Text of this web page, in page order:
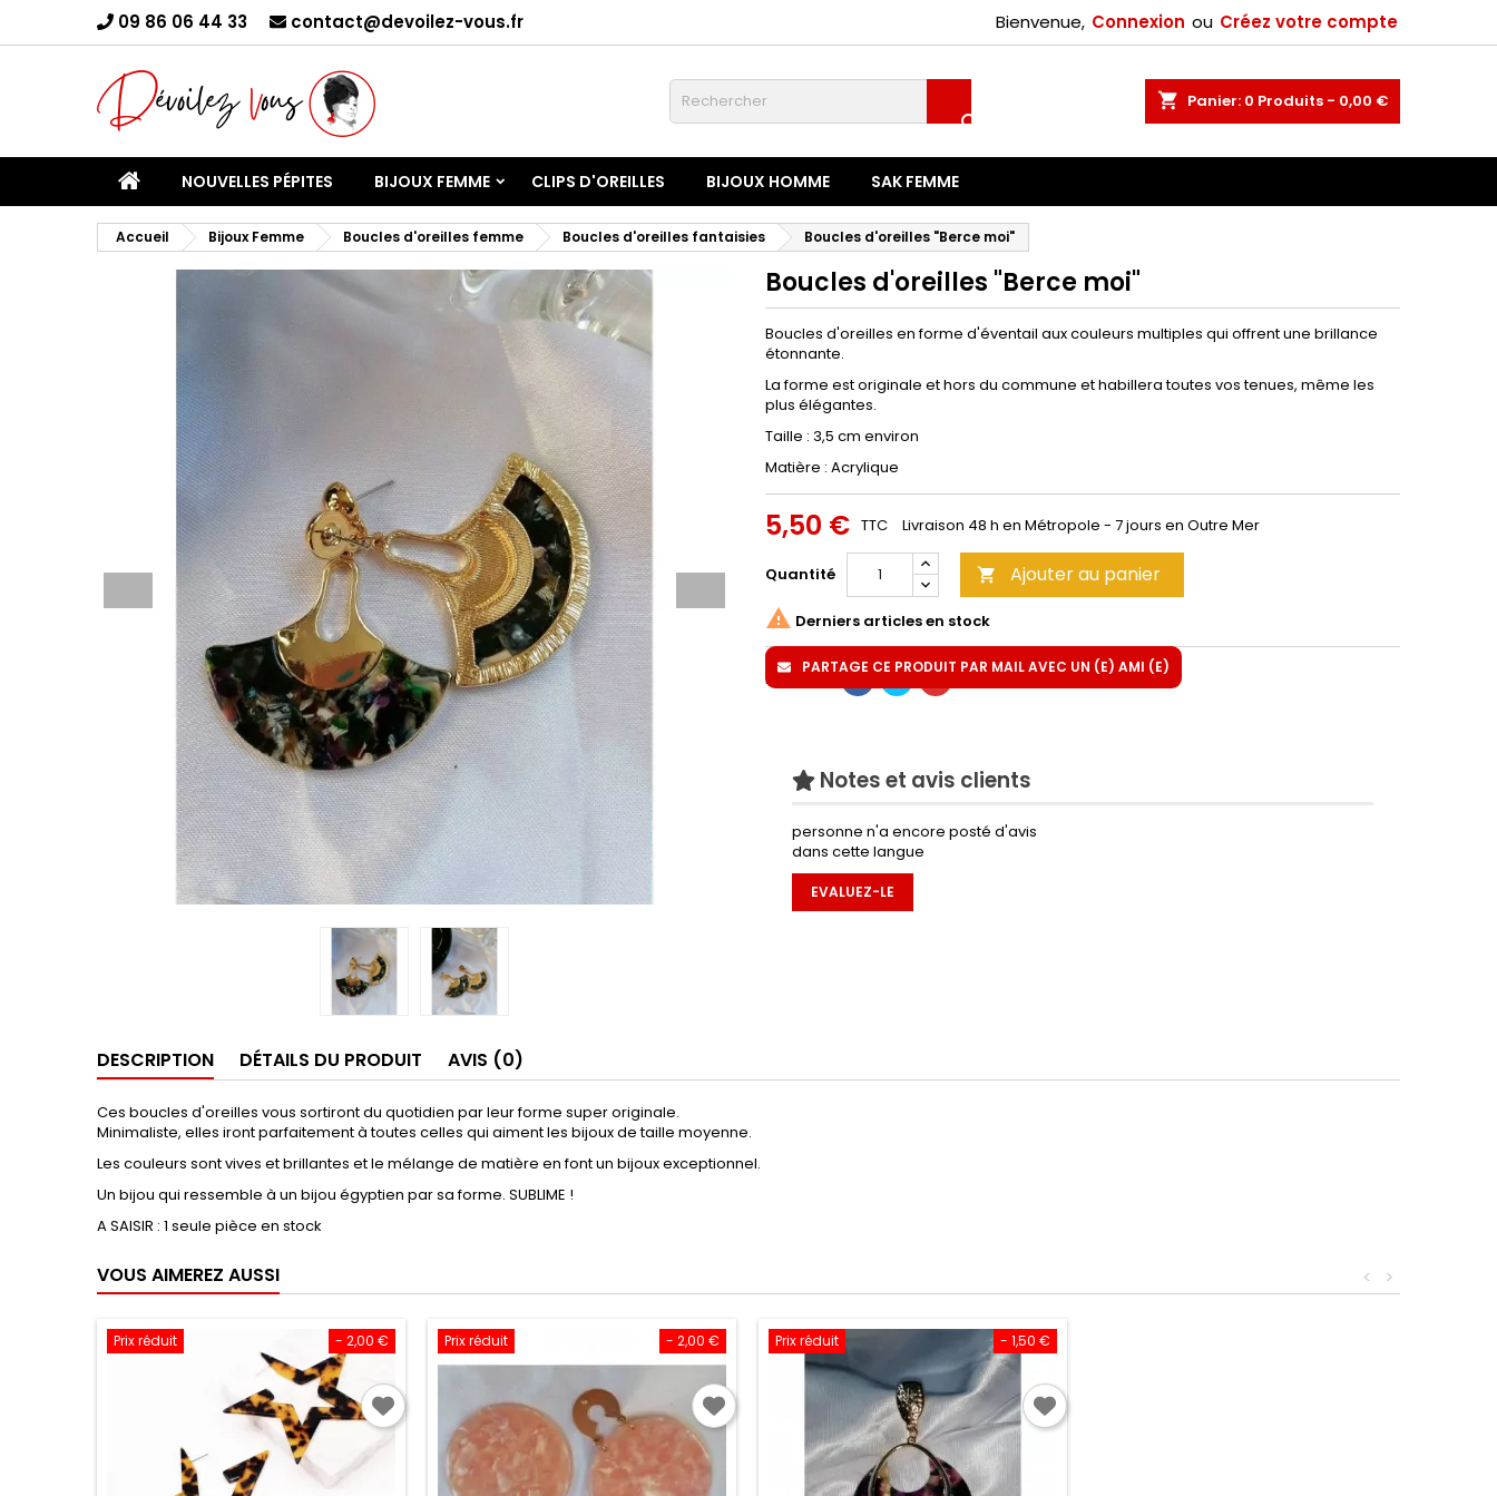
09 86 06 44 33 contact@devoilez-vous.fr Bienvenue, Connexion ou Créez votre compte
shopping_cart Panier: 0 Produits - 0,00 €

NOUVELLES PÉPITES BIJOUX FEMME CLIPS D'OREILLES BIJOUX HOMME SAK FEMME
Accueil Bijoux Femme Boucles d'oreilles femme Boucles d'oreilles fantaisies Boucles d'oreilles "Berce moi"
Boucles d'oreilles "Berce moi"
Boucles d'oreilles en forme d'éventail aux couleurs multiples qui offrent une brillance
étonnante.
La forme est originale et hors du commune et habillera toutes vos tenues, même les
plus élégantes.
Taille : 3,5 cm environ
Matière : Acrylique
5,50 € TTC Livraison 48 h en Métropole - 7 jours en Outre Mer
Quantité  Ajouter au panier
 Derniers articles en stock
Partager
PARTAGE CE PRODUIT PAR MAIL AVEC UN (E) AMI (E)
Notes et avis clients
personne n'a encore posté d'avis
dans cette langue
EVALUEZ-LE
DESCRIPTION DÉTAILS DU PRODUIT AVIS (0)
Ces boucles d'oreilles vous sortiront du quotidien par leur forme super originale.
Minimaliste, elles iront parfaitement à toutes celles qui aiment les bijoux de taille moyenne.
Les couleurs sont vives et brillantes et le mélange de matière en font un bijoux exceptionnel.
Un bijou qui ressemble à un bijou égyptien par sa forme. SUBLIME !
A SAISIR : 1 seule pièce en stock
VOUS AIMEREZ AUSSI >
<
- 2,00 €
Prix réduit - 2,00 €
Prix réduit - 1,50 €
Prix réduit
×
You need to be logged in to save products in your wish list.
Annuler Connexion